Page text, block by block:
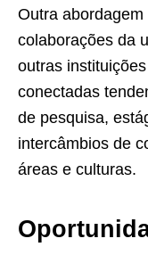
Outra
colaborações da
outras
conectadas
de pesquisa,
intercâmbios de
áreas e culturas.